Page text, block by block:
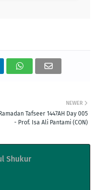
NEWER
Ramadan Tafseer 1447AH Day 005
- Prof. Isa Ali Pantami (CON)
Shukur